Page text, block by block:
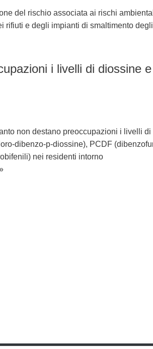
del rischio associata ai rischi
rifiuti e degli impianti di smaltimento degli
i livelli di diossine e
non destano preoccupazioni i livelli di
dibenzo-p-diossine), PCDF
nei residenti intorno